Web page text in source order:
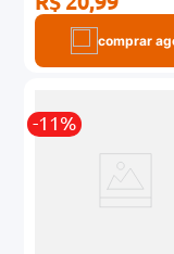
comprar
-11%